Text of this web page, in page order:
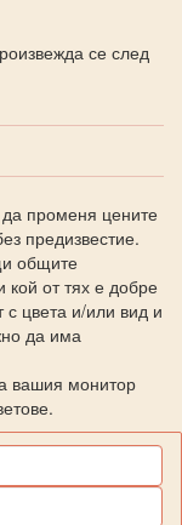
се след
да променя цените
предизвестие.
общите
кой от тях е добре
цвета и/или вид и
да има
вашия монитор